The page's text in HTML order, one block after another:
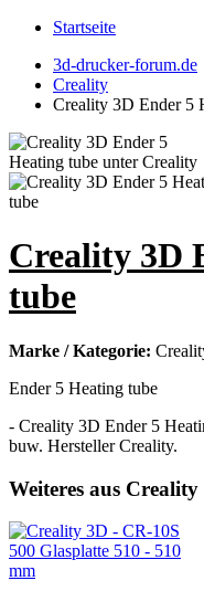
Startseite
3d-drucker-forum.de
Creality
Creality 3D Ender 5
Creality 3D
tube
Marke / Kategorie:
Ender 5 Heating tube
- Creality 3D Ender 5
buw. Hersteller Creality.
Weiteres aus Creality